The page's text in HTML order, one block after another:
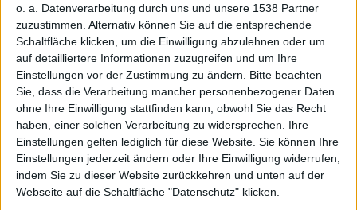
o. a. Datenverarbeitung durch uns und unsere 1538 Partner
zuzustimmen. Alternativ können Sie auf die entsprechende
Schaltfläche klicken, um die Einwilligung abzulehnen oder um
auf detailliertere Informationen zuzugreifen und um Ihre
Einstellungen vor der Zustimmung zu ändern.
Bitte beachten
Sie, dass die Verarbeitung mancher personenbezogener Daten
ohne Ihre Einwilligung stattfinden kann, obwohl Sie das Recht
haben, einer solchen Verarbeitung zu widersprechen. Ihre
Einstellungen gelten lediglich für diese Website. Sie können Ihre
Einstellungen jederzeit ändern oder Ihre Einwilligung widerrufen,
indem Sie zu dieser Website zurückkehren und unten auf der
Webseite auf die Schaltfläche "Datenschutz" klicken.
Medien e.V. (BITKOM). Befragt wurden 737 Kinder
und Jugendliche im Alter zwischen zehn und 18
Jahren. Dem Ergebnis zufolge wünscht sich fast jeder
dritte Jugendliche einen PC zu Weihnachten 2010. 32
Prozent nämlich gaben an, sich einen Rechner unter
dem Christbaum zu wünschen. 28 Prozent hingegen
würden sich auch mit einem Laptop oder Netbook als
Weihnachtsgeschenk zufrieden geben. Interessant ist
hierbei, dass es kaum Unterschiede zwischen Jungs
und Mädchen gibt. In Sachen tragbarem Computer
war dieser Wunsch sogar beim weiblichen Geschlecht